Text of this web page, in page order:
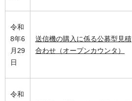
令和
8年6
月29
日
送信機の購入に係る公募型見積
合わせ（オープンカウンタ）
令和